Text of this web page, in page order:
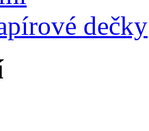
dečky